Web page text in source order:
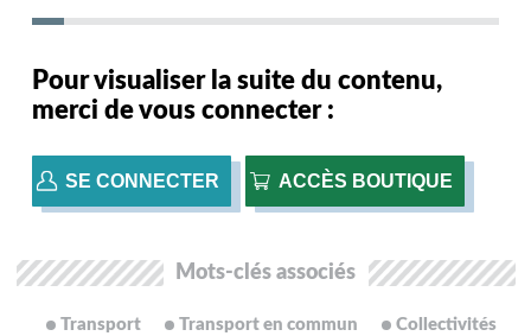
Pour visualiser la suite du contenu,
merci de vous connecter :
SE CONNECTER ACCÈS BOUTIQUE
Mots-clés associés
Transport Transport en commun
Collectivités